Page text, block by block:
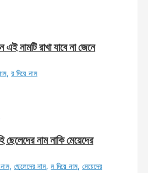
এই নামটি রাখা যাবে না জেনে
,র দিয়ে নাম
ছেলেদের নাম নাকি মেয়েদের
,ছেলেদের নাম,ম দিয়ে নাম,মেয়েদের